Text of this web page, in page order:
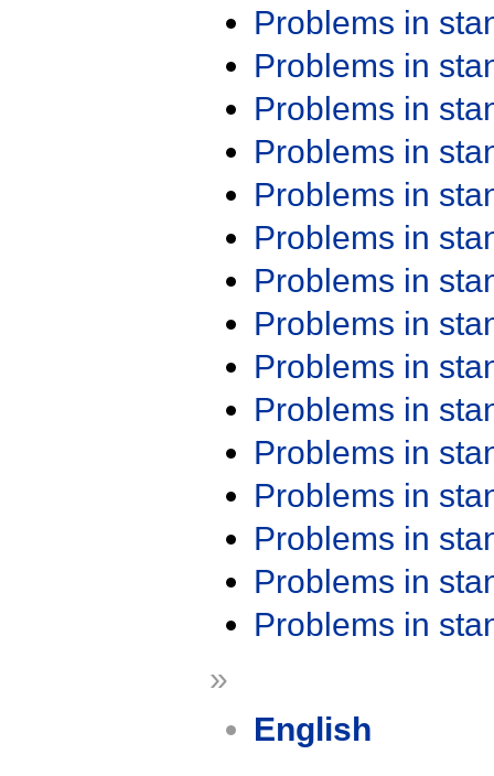
Problems in
Problems in
Problems in
Problems in
Problems in
Problems in
Problems in
Problems in
Problems in
Problems in
Problems in
Problems in
Problems in
Problems in
Problems in
»
English